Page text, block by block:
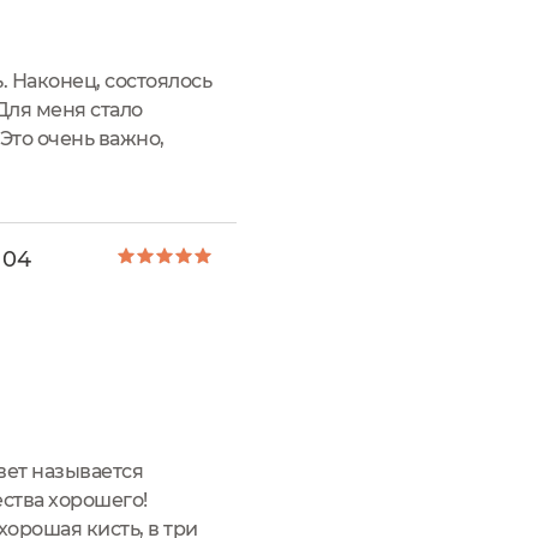
Наконец, состоялось
меня стало
очень важно,
называется
хорошего!
кисть, в три